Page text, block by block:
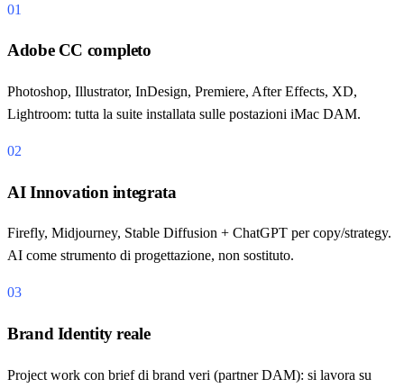
01
Adobe CC completo
Photoshop, Illustrator, InDesign, Premiere, After Effects, XD,
Lightroom: tutta la suite installata sulle postazioni iMac DAM.
02
AI Innovation integrata
Firefly, Midjourney, Stable Diffusion + ChatGPT per copy/strategy.
AI come strumento di progettazione, non sostituto.
03
Brand Identity reale
Project work con brief di brand veri (partner DAM): si lavora su